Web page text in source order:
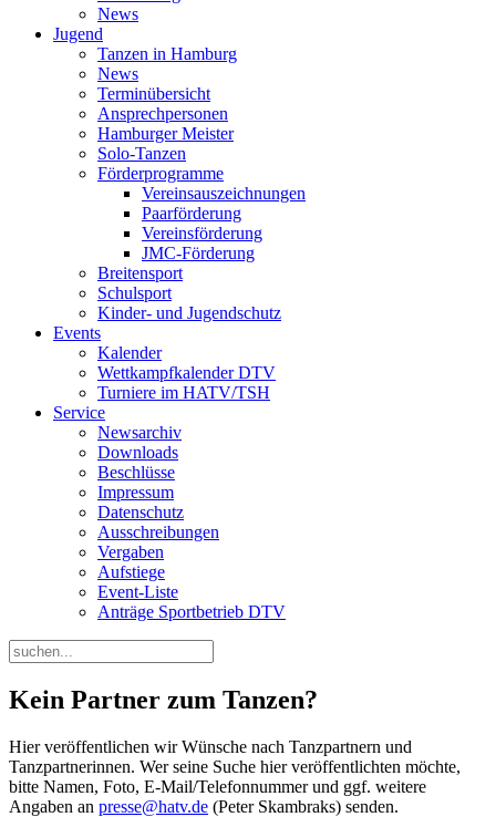
News
Jugend
Tanzen in Hamburg
News
Terminübersicht
Ansprechpersonen
Hamburger Meister
Solo-Tanzen
Förderprogramme
Vereinsauszeichnungen
Paarförderung
Vereinsförderung
JMC-Förderung
Breitensport
Schulsport
Kinder- und Jugendschutz
Events
Kalender
Wettkampfkalender DTV
Turniere im HATV/TSH
Service
Newsarchiv
Downloads
Beschlüsse
Impressum
Datenschutz
Ausschreibungen
Vergaben
Aufstiege
Event-Liste
Anträge Sportbetrieb DTV
Kein Partner zum Tanzen?
Hier veröffentlichen wir Wünsche nach Tanzpartnern und
Tanzpartnerinnen. Wer seine Suche hier veröffentlichten möchte,
bitte Namen, Foto, E-Mail/Telefonnummer und ggf. weitere
Angaben an presse@hatv.de (Peter Skambraks) senden.